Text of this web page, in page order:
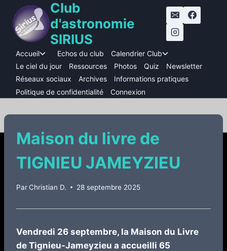
contenu
Club
d'astronomie
SIRIUS
Accueil
Ouvrir/fermer
le
menu
enfant
Echos du club Calendrier Club
le
menu
Le ciel du jour Ressources Photos Quiz
Newsletter
Réseaux sociaux
Archives
Informations pratiques
Politique de confidentialité
Connexion
Maison du livre de
TIGNIEU JAMEYZIEU
ParChristian D. 28 septembre 2025
Vendredi 26 septembre, la Maison du Livre
de Tignieu-Jameyzieu a accueilli 65